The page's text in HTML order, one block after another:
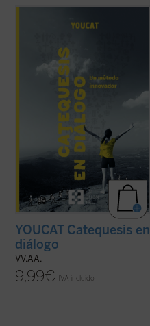
es el manual para todo el que
profunda en la gente joven. Una
introducción general a la catequesis
moderna, pero ...(ver ficha)
YOUCAT Catequesis en
diálogo
VV.AA.
9,99€ IVA incluido